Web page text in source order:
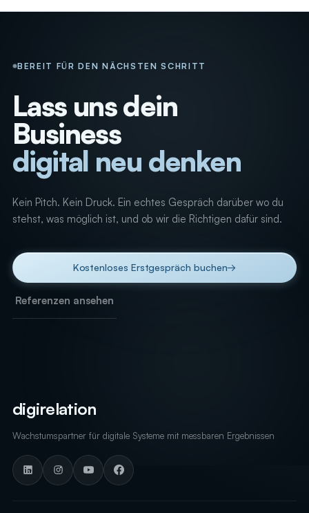
BEREIT FÜR DEN NÄCHSTEN SCHRITT
Lass uns dein
Business
digital neu denken
Kein Pitch. Kein Druck. Ein echtes Gespräch darüber wo du
stehst, was möglich ist, und ob wir die Richtigen dafür sind.
Kostenloses Erstgespräch buchen→
Referenzen ansehen
digirelation
Wachstumspartner für digitale Systeme mit messbaren Ergebnissen